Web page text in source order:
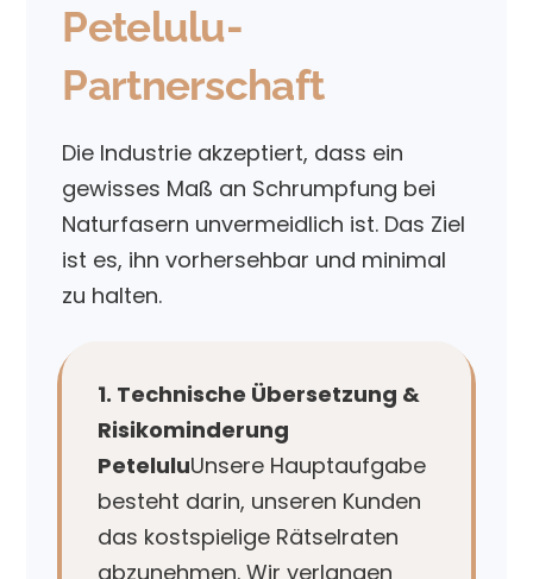
Petelulu-
Partnerschaft
Die Industrie akzeptiert, dass ein
gewisses Maß an Schrumpfung bei
Naturfasern unvermeidlich ist. Das Ziel
ist es, ihn vorhersehbar und minimal
zu halten.
1. Technische Übersetzung &
Risikominderung
PeteluluUnsere Hauptaufgabe
besteht darin, unseren Kunden
das kostspielige Rätselraten
abzunehmen. Wir verlangen